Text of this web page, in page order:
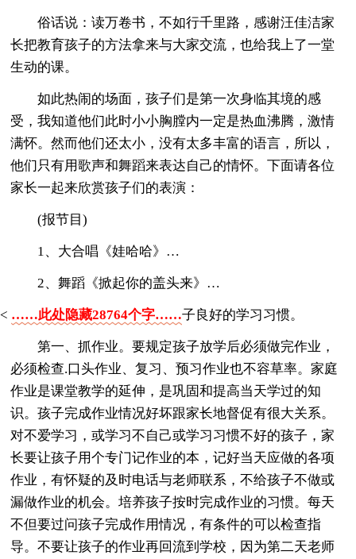
俗话说：读万卷书，不如行千里路，感谢汪佳洁家
长把教育孩子的方法拿来与大家交流，也给我上了一堂
生动的课。
如此热闹的场面，孩子们是第一次身临其境的感
受，我知道他们此时小小胸膛内一定是热血沸腾，激情
满怀。然而他们还太小，没有太多丰富的语言，所以，
他们只有用歌声和舞蹈来表达自己的情怀。下面请各位
家长一起来欣赏孩子们的表演：
(报节目)
1、大合唱《娃哈哈》…
2、舞蹈《掀起你的盖头来》…
< ……此处隐藏28764个字……子良好的学习习惯。
第一、抓作业。要规定孩子放学后必须做完作业，
必须检查.口头作业、复习、预习作业也不容草率。家庭
作业是课堂教学的延伸，是巩固和提高当天学过的知
识。孩子完成作业情况好坏跟家长地督促有很大关系。
对不爱学习，或学习不自己或学习习惯不好的孩子，家
长要让孩子用个专门记作业的本，记好当天应做的各项
作业，有怀疑的及时电话与老师联系，不给孩子不做或
漏做作业的机会。培养孩子按时完成作业的习惯。每天
不但要过问孩子完成作用情况，有条件的可以检查指
导。不要让孩子的作业再回流到学校，因为第二天老师